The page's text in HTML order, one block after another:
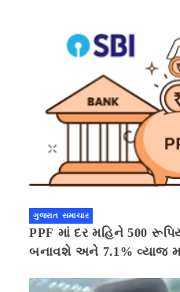
ગુજરાત સમાચાર
PPF માં દર મહિને 500
બનાવશે અને 7.1% વ્યાજ